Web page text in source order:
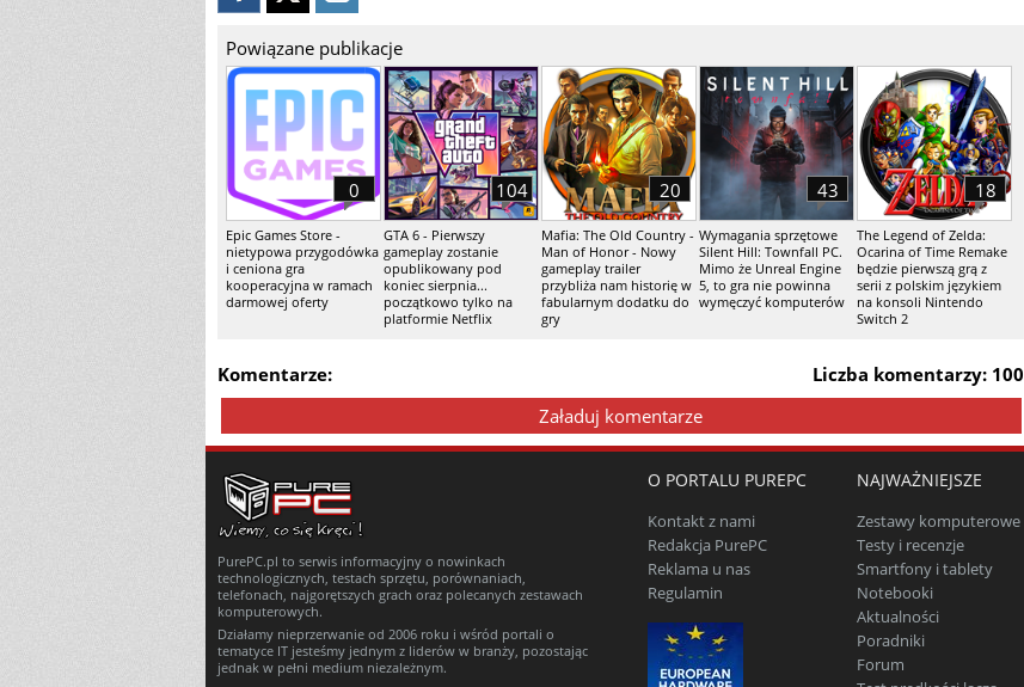
Powiązane publikacje
Epic Games Store -
nietypowa przygodówka
i ceniona gra
kooperacyjna w ramach
darmowej oferty
0
GTA 6 - Pierwszy
gameplay zostanie
opublikowany pod
koniec sierpnia...
początkowo tylko na
platformie Netflix
104
Mafia: The Old Country -
Man of Honor - Nowy
gameplay trailer
przybliża nam historię w
fabularnym dodatku do
gry
20
Wymagania sprzętowe
Silent Hill: Townfall PC.
Mimo że Unreal Engine
5, to gra nie powinna
wymęczyć komputerów
43
The Legend of Zelda:
Ocarina of Time Remake
będzie pierwszą grą z
serii z polskim językiem
na konsoli Nintendo
Switch 2
18
Liczba komentarzy: 100
Komentarze:
Załaduj komentarze
PurePC.pl to serwis informacyjny o nowinkach
technologicznych, testach sprzętu, porównaniach,
telefonach, najgorętszych grach oraz polecanych zestawach
komputerowych.
Działamy nieprzerwanie od 2006 roku i wśród portali o
tematyce IT jesteśmy jednym z liderów w branży, pozostając
jednak w pełni medium niezależnym.
O PORTALU PUREPC
Kontakt z nami
Redakcja PurePC
Reklama u nas
Regulamin
NAJWAŻNIEJSZE
Zestawy komputerowe
Testy i recenzje
Smartfony i tablety
Notebooki
Aktualności
Poradniki
Forum